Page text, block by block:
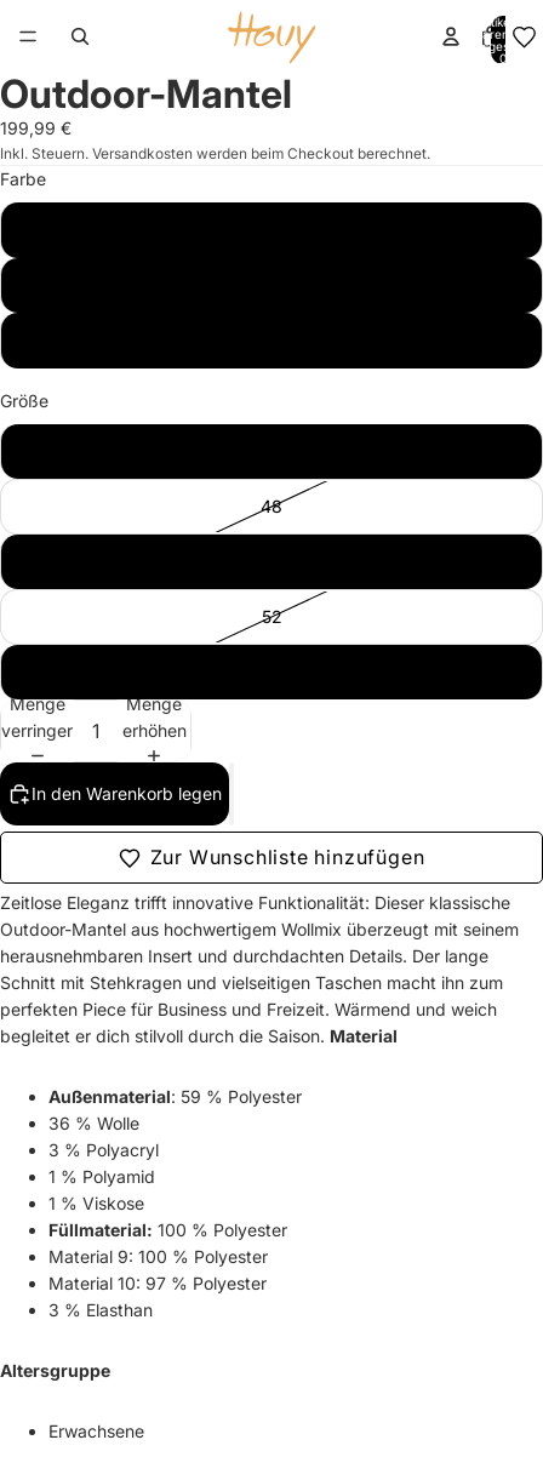
Artikel im
Warenkorb
insgesamt:
0
Bild
im
Vollbildmodus
öffnen
Bild
im
Vollbildmodus
öffnen
Bild
im
Vollbildmodus
öffnen
Bild
im
Vollbildmodus
öffnen
Outdoor-Mantel
199,99 €
Inkl. Steuern. Versandkosten werden beim Checkout berechnet.
Farbe
Größe
48
52
Menge
verringern
Menge
erhöhen
In den Warenkorb legen
Zur Wunschliste hinzufügen
Zeitlose Eleganz trifft innovative Funktionalität: Dieser klassische
Outdoor-Mantel aus hochwertigem Wollmix überzeugt mit seinem
herausnehmbaren Insert und durchdachten Details. Der lange
Schnitt mit Stehkragen und vielseitigen Taschen macht ihn zum
perfekten Piece für Business und Freizeit. Wärmend und weich
begleitet er dich stilvoll durch die Saison. Material
Außenmaterial: 59 % Polyester
36 % Wolle
3 % Polyacryl
1 % Polyamid
1 % Viskose
Füllmaterial: 100 % Polyester
Material 9: 100 % Polyester
Material 10: 97 % Polyester
3 % Elasthan
Altersgruppe
Erwachsene